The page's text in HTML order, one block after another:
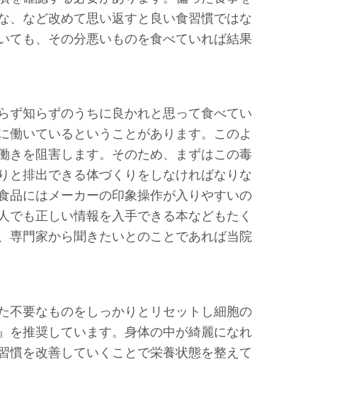
、など改めて思い返すと良い食習慣ではな
ても、その分悪いものを食べていれば結果
知らずのうちに良かれと思って食べてい
働いているということがあります。このよ
きを阻害します。そのため、まずはこの毒
と排出できる体づくりをしなければなりな
品にはメーカーの印象操作が入りやすいの
でも正しい情報を入手できる本などもたく
専門家から聞きたいとのことであれば当院
要なものをしっかりとリセットし細胞の
を推奨しています。身体の中が綺麗になれ
慣を改善していくことで栄養状態を整えて